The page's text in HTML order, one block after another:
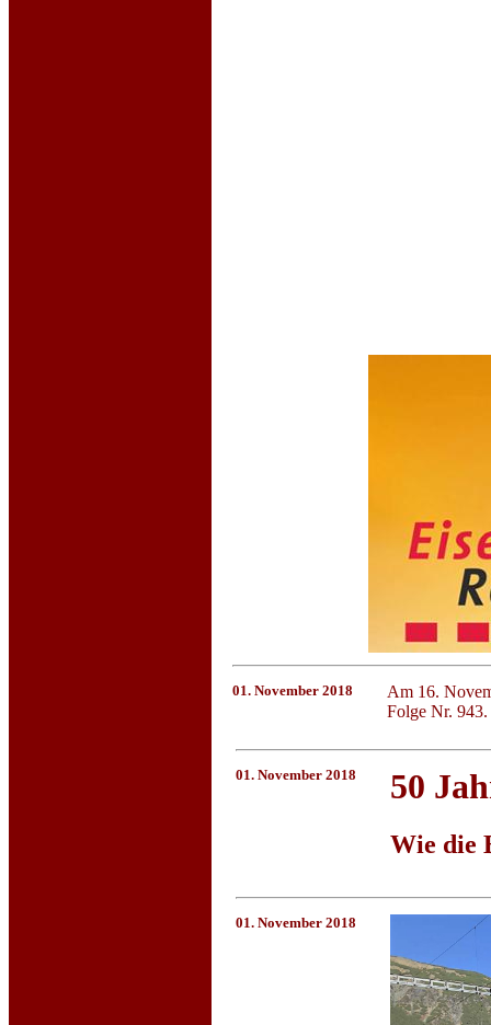
01. November 2018
Am 16.
Folge Nr. 943.
01. November 2018 50
Wie die
01. November 2018